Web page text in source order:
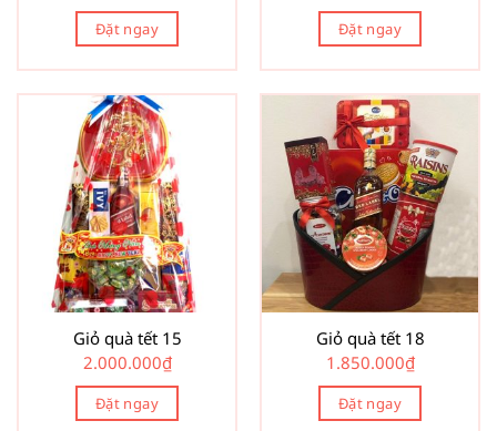
Đặt ngay Đặt ngay
Giỏ quà tết 15
2.000.000₫
Đặt ngay
Giỏ quà tết 18
1.850.000₫
Đặt ngay